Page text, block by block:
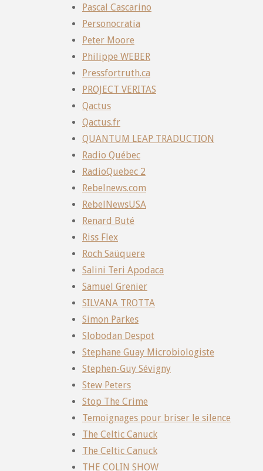
Pascal Cascarino
Personocratia
Peter Moore
Philippe WEBER
Pressfortruth.ca
PROJECT VERITAS
Qactus
Qactus.fr
QUANTUM LEAP TRADUCTION
Radio Québec
RadioQuebec 2
Rebelnews.com
RebelNewsUSA
Renard Buté
Riss Flex
Roch Saüquere
Salini Teri Apodaca
Samuel Grenier
SILVANA TROTTA
Simon Parkes
Slobodan Despot
Stephane Guay Microbiologiste
Stephen-Guy Sévigny
Stew Peters
Stop The Crime
Temoignages pour briser le silence
The Celtic Canuck
The Celtic Canuck
THE COLIN SHOW